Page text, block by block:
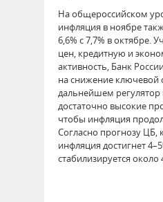
На общероссийском
инфляция в ноябре
6,6% с 7,7% в октябре.
цен, кредитную и
активность, Банк
на снижение ключевой
дальнейшем регулятор
достаточно высокие
чтобы инфляция
Согласно прогнозу ЦБ,
инфляция достигнет
стабилизируется около